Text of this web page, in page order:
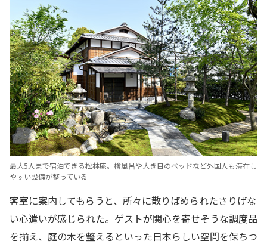
最大5人まで宿泊できる松林庵。檜風呂や大き目のベッドなど外国人も滞在し
やすい設備が整っている
客室に案内してもらうと、所々に散りばめられたさりげな
い心遣いが感じられた。ゲストが関心を寄せそうな調度品
を揃え、庭の木を整えるといった日本らしい空間を保ちつ